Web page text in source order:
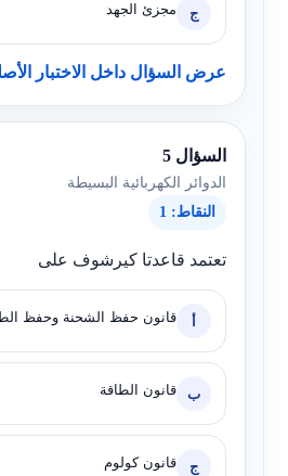
ج مجزئ الجهد
عرض السؤال داخل الاختبار
السؤال 5
الدوائر الكهربائية البسيطة
النقاط: 1
تعتمد قاعدتا كيرشوف على
قانون حفظ الشحنة وحفظ
ب قانون الطاقة
ج قانون كولوم